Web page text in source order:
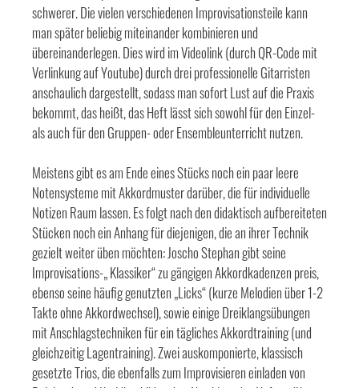
schwerer. Die vielen verschiedenen Improvisationsteile kann
man später beliebig miteinander kombinieren und
übereinanderlegen. Dies wird im Videolink (durch QR-Code mit
Verlinkung auf Youtube) durch drei professionelle Gitarristen
anschaulich dargestellt, sodass man sofort Lust auf die Praxis
bekommt, das heißt, das Heft lässt sich sowohl für den Einzel-
als auch für den Gruppen- oder Ensembleunterricht nutzen.
Meistens gibt es am Ende eines Stücks noch ein paar leere
Notensysteme mit Akkordmuster darüber, die für individuelle
Notizen Raum lassen. Es folgt nach den didaktisch aufbereiteten
Stücken noch ein Anhang für diejenigen, die an ihrer Technik
gezielt weiter üben möchten: Joscho Stephan gibt seine
Improvisations-„ Klassiker“ zu gängigen Akkordkadenzen preis,
ebenso seine häufig genutzten „Licks“ (kurze Melodien über 1-2
Takte ohne Akkordwechsel), sowie einige Dreiklangsübungen
mit Anschlagstechniken für ein tägliches Akkordtraining (und
gleichzeitig Lagentraining). Zwei auskomponierte, klassisch
gesetzte Trios, die ebenfalls zum Improvisieren einladen von